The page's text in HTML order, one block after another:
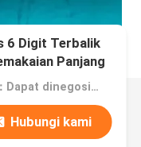
6 Digit Terbalik
Panjang
Harga：Dapat dinegosiasikan
Hubungi kami